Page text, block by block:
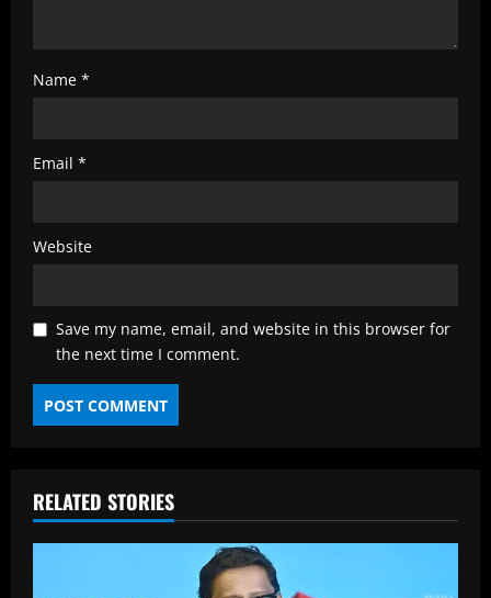
Name *
Email *
Website
Save my name, email, and website in this browser for
the next time I comment.
RELATED STORIES